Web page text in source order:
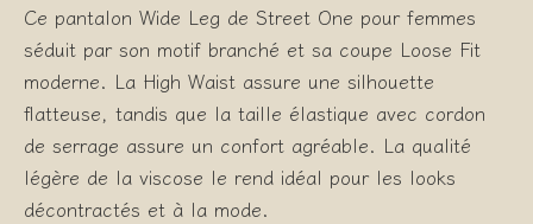
Ce pantalon Wide Leg de Street One pour femmes
séduit par son motif branché et sa coupe Loose Fit
moderne. La High Waist assure une silhouette
flatteuse, tandis que la taille élastique avec cordon
de serrage assure un confort agréable. La qualité
légère de la viscose le rend idéal pour les looks
décontractés et à la mode.